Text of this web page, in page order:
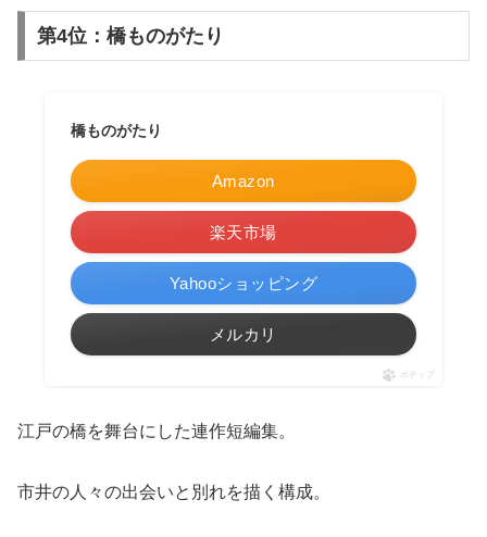
第4位：橋ものがたり
橋ものがたり
Amazon
楽天市場
Yahooショッピング
メルカリ
ポチップ
江戸の橋を舞台にした連作短編集。
市井の人々の出会いと別れを描く構成。